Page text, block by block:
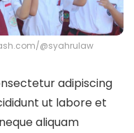
@syahrulaw
adipiscing
ut labore et
aliquam